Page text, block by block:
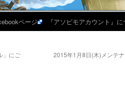
ページ 『アソビモアカウント』
」にご
2015年1月8日(木)メンテ